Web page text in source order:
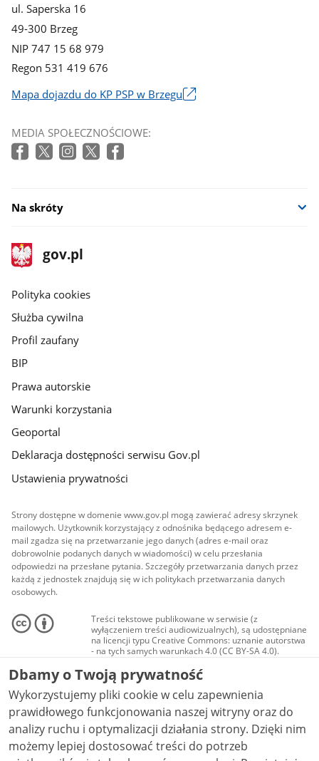
ul. Saperska 16
49-300 Brzeg
NIP 747 15 68 979
Regon 531 419 676
Mapa dojazdu do KP PSP w Brzegu
się
w
MEDIA SPOŁECZNOŚCIOWE:
Na skróty
stopka
gov.pl
Strona
gov.pl
gov.pl
Polityka cookies
Służba cywilna
Profil zaufany
BIP
Prawa autorskie
Warunki korzystania
Geoportal
Deklaracja dostępności serwisu Gov.pl
Ustawienia prywatności
Strony dostępne w domenie www.gov.pl mogą zawierać adresy skrzynek
mailowych. Użytkownik korzystający z odnośnika będącego adresem e-
mail zgadza się na przetwarzanie jego danych (adres e-mail oraz
dobrowolnie podanych danych w wiadomości) w celu przesłania
odpowiedzi na przesłane pytania. Szczegóły przetwarzania danych przez
każdą z jednostek znajdują się w ich politykach przetwarzania danych
osobowych.
Treści tekstowe publikowane w serwisie (z
wyłączeniem treści audiowizualnych), są udostępniane
na licencji typu Creative Commons: uznanie autorstwa
- na tych samych warunkach 4.0 (CC BY-SA 4.0).
Materiały audiowizualne, w tym zdjęcia, materiały
audio i wideo, są udostępniane na licencji typu
Creative Commons: uznanie autorstwa użycie
niekomercyjne - bez utworów zależnych 4.0 (CC BY-
NC-ND 4.0), o ile nie jest to stwierdzone inaczej.
Dbamy o Twoją prywatność
Wykorzystujemy pliki cookie w celu zapewnienia
prawidłowego funkcjonowania naszej witryny oraz do
analizy ruchu i optymalizacji działania strony. Dzięki nim
możemy lepiej dostosować treści do potrzeb